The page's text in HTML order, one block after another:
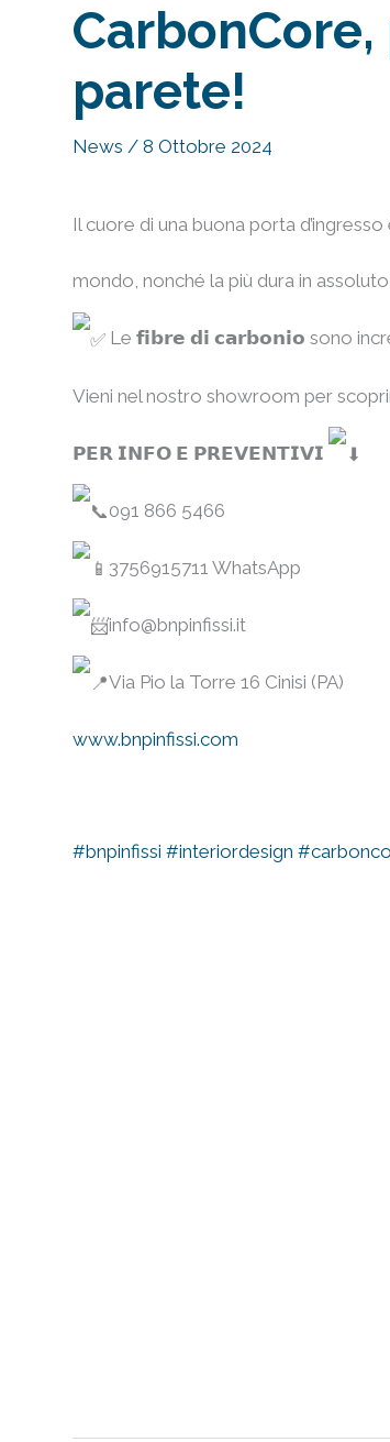
parete!
News / 8 Ottobre 2024
Il cuore di una buona porta
mondo, nonché la più dura in
Le 𝗳𝗶𝗯𝗿𝗲 𝗱𝗶 𝗰𝗮𝗿𝗯𝗼𝗻𝗶𝗼 sono
Vieni nel nostro showroom per
𝗣𝗘𝗥 𝗜𝗡𝗙𝗢 𝗘 𝗣𝗥𝗘𝗩𝗘𝗡𝗧𝗜𝗩𝗜
091 866 5466⠀
3756915711 WhatsApp⠀
info@bnpinfissi.it⠀
Via Pio la Torre 16 Cinisi (PA)⠀
www.bnpinfissi.com
#bnpinfissi #interiordesign